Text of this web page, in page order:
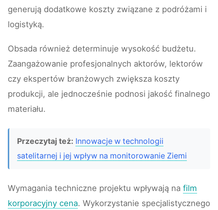
generują dodatkowe koszty związane z podróżami i
logistyką.
Obsada również determinuje wysokość budżetu.
Zaangażowanie profesjonalnych aktorów, lektorów
czy ekspertów branżowych zwiększa koszty
produkcji, ale jednocześnie podnosi jakość finalnego
materiału.
Przeczytaj też: Innowacje w technologii
satelitarnej i jej wpływ na monitorowanie Ziemi
Wymagania techniczne projektu wpływają na film
korporacyjny cena. Wykorzystanie specjalistycznego